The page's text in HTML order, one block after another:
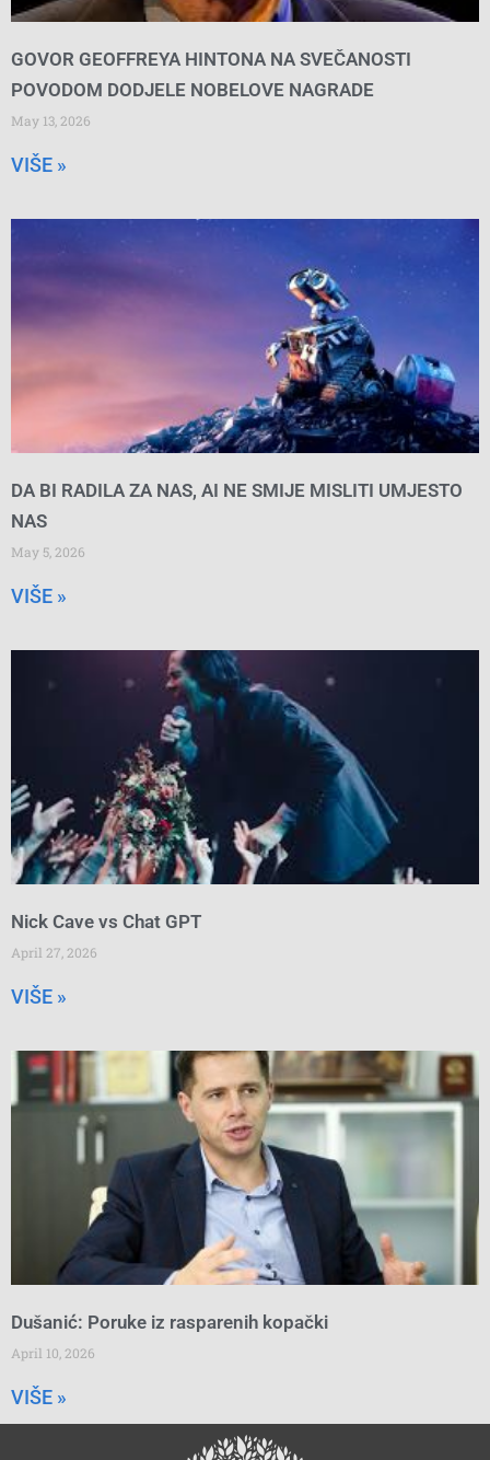
GOVOR GEOFFREYA HINTONA NA SVEČANOSTI
POVODOM DODJELE NOBELOVE NAGRADE
May 13, 2026
VIŠE »
DA BI RADILA ZA NAS, AI NE SMIJE MISLITI UMJESTO
NAS
May 5, 2026
VIŠE »
Nick Cave vs Chat GPT
April 27, 2026
VIŠE »
Dušanić: Poruke iz rasparenih kopački
April 10, 2026
VIŠE »